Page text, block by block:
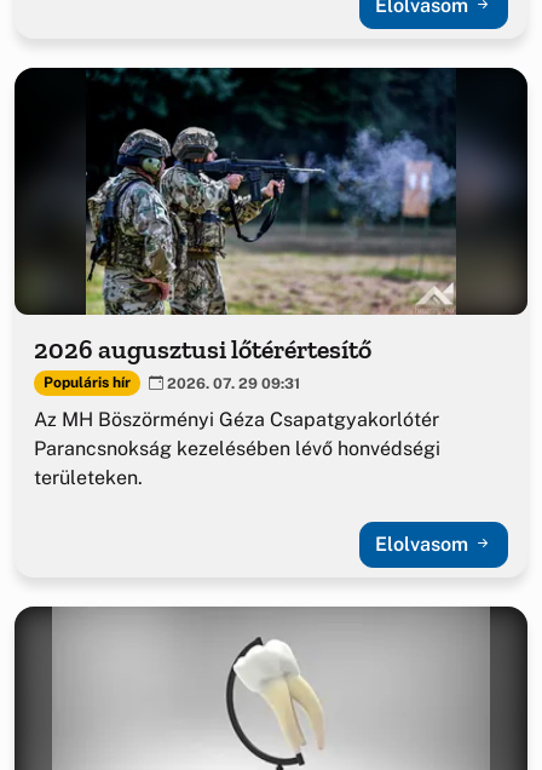
Elolvasom
2026 augusztusi lőtérértesítő
Populáris hír 2026. 07. 29 09:31
Az MH Böszörményi Géza Csapatgyakorlótér
Parancsnokság kezelésében lévő honvédségi
területeken.
Elolvasom